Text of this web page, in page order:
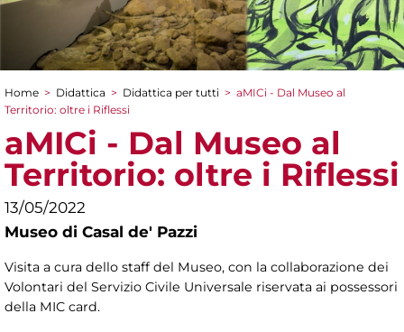
Tu sei qui
Home > Didattica > Didattica per tutti > aMICi - Dal Museo al
Territorio: oltre i Riflessi
aMICi - Dal Museo al
Territorio: oltre i Riflessi
13/05/2022
Museo di Casal de' Pazzi
Visita a cura dello staff del Museo, con la collaborazione dei
Volontari del Servizio Civile Universale riservata ai possessori
della MIC card.